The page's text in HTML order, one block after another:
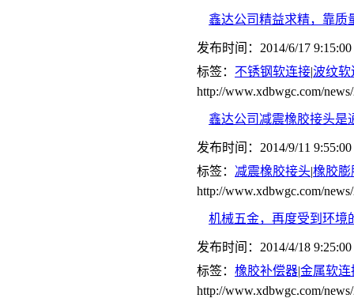
鑫达公司精益求精，靠质
发布时间：2014/6/17 9:15:00
标签： 不锈钢软连接|波纹软
http://www.xdbwgc.com/
鑫达公司减震橡胶接头是
发布时间：2014/9/11 9:55:00
标签： 减震橡胶接头|橡胶膨
http://www.xdbwgc.com/
机械五金，再度受到环境
发布时间：2014/4/18 9:25:00
标签： 橡胶补偿器|金属软连
http://www.xdbwgc.com/